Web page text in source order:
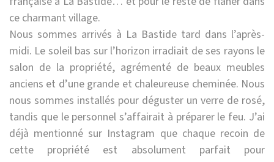
ce charmant village.
Nous sommes arrivés à La Bastide tard dans l’après-
midi. Le soleil bas sur l’horizon irradiait de ses rayons le
salon de la propriété, agrémenté de beaux meubles
anciens et d’une grande et chaleureuse cheminée. Nous
nous sommes installés pour déguster un verre de rosé,
tandis que le personnel s’affairait à préparer le feu. J’ai
déjà mentionné sur Instagram que chaque recoin de
cette propriété est absolument parfait pour